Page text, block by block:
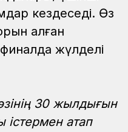
кездеседі. Өз
алған
жүлделі
30 жылдығын
істермен атап